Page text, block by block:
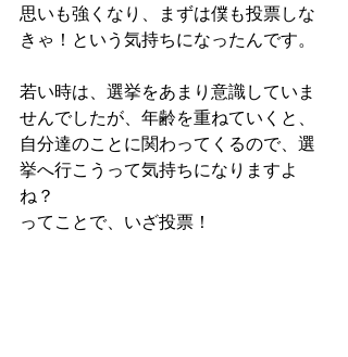
思いも強くなり、まずは僕も投票しな
きゃ！という気持ちになったんです。
若い時は、選挙をあまり意識していま
せんでしたが、年齢を重ねていくと、
自分達のことに関わってくるので、選
挙へ行こうって気持ちになりますよ
ね？
ってことで、いざ投票！